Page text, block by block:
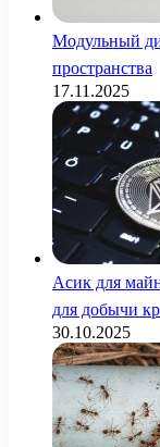
Модульный
пространства
17.11.2025
Асик для
для добычи
30.10.2025